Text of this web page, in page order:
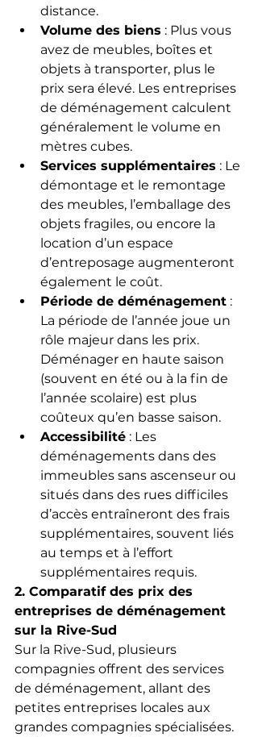
distance.
Volume des biens : Plus vous
avez de meubles, boîtes et
objets à transporter, plus le
prix sera élevé. Les entreprises
de déménagement calculent
généralement le volume en
mètres cubes.
Services supplémentaires : Le
démontage et le remontage
des meubles, l’emballage des
objets fragiles, ou encore la
location d’un espace
d’entreposage augmenteront
également le coût.
Période de déménagement :
La période de l’année joue un
rôle majeur dans les prix.
Déménager en haute saison
(souvent en été ou à la fin de
l’année scolaire) est plus
coûteux qu’en basse saison.
Accessibilité : Les
déménagements dans des
immeubles sans ascenseur ou
situés dans des rues difficiles
d’accès entraîneront des frais
supplémentaires, souvent liés
au temps et à l’effort
supplémentaires requis.
2. Comparatif des prix des
entreprises de déménagement
sur la Rive-Sud
Sur la Rive-Sud, plusieurs
compagnies offrent des services
de déménagement, allant des
petites entreprises locales aux
grandes compagnies spécialisées.